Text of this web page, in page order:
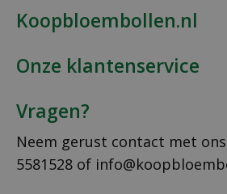
Koopbloembollen.nl
Onze klantenservice
Vragen?
Neem gerust contact met
5581528 of